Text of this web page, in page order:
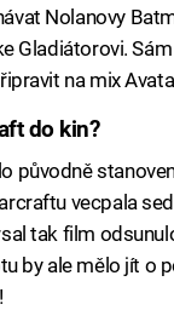
Nolanovy
Gladiátorovi.
na mix
do kin?
původně
vecpala
tak film
by ale mělo jít o